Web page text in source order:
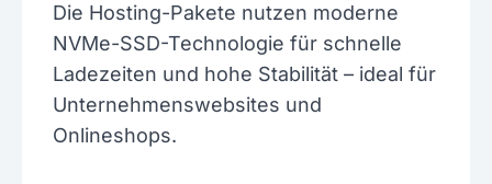
Die Hosting-Pakete nutzen moderne
NVMe-SSD-Technologie für schnelle
Ladezeiten und hohe Stabilität – ideal für
Unternehmenswebsites und
Onlineshops.